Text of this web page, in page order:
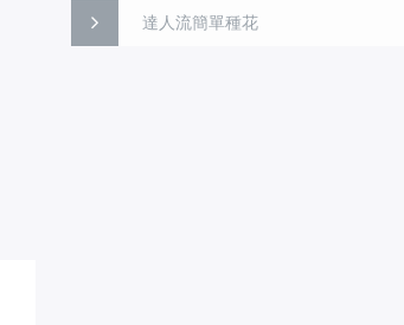
達人流簡單種花